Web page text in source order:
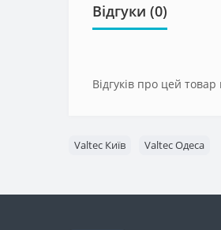
Відгуки (0)
Відгуків про цей
Valtec Київ Valtec Одеса